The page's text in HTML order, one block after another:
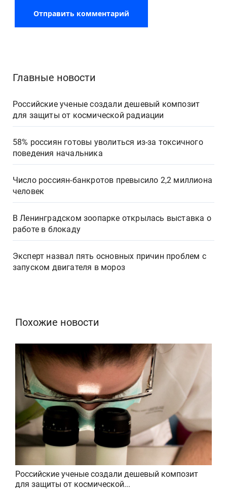
Главные новости
Российские ученые создали дешевый композит
для защиты от космической радиации
58% россиян готовы уволиться из-за токсичного
поведения начальника
Число россиян-банкротов превысило 2,2 миллиона
человек
В Ленинградском зоопарке открылась выставка о
работе в блокаду
Эксперт назвал пять основных причин проблем с
запуском двигателя в мороз
Похожие новости
Российские ученые создали дешевый композит
для защиты от космической...